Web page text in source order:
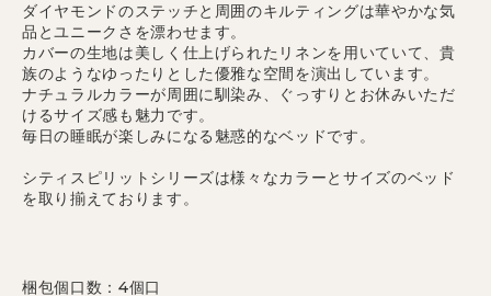
ダイヤモンドのステッチと周囲のキルティングは華やかな気
品とユニークさを漂わせます。
カバーの生地は美しく仕上げられたリネンを用いていて、貴
族のようなゆったりとした優雅な空間を演出しています。
ナチュラルカラーが周囲に馴染み、ぐっすりとお休みいただ
けるサイズ感も魅力です。
毎日の睡眠が楽しみになる魅惑的なベッドです。
シティスピリットシリーズは様々なカラーとサイズのベッド
を取り揃えております。
梱包個口数：4個口